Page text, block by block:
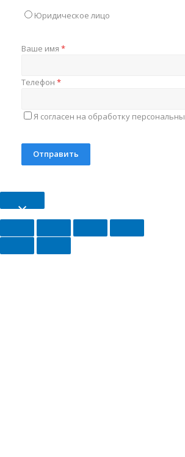
Юридическое лицо
Ваше имя *
Телефон *
Я согласен на обработку
×